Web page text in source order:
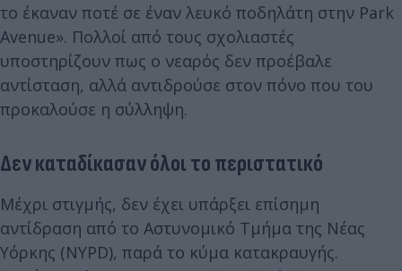
το έκαναν ποτέ σε έναν λευκό ποδηλάτη στην Park
Avenue». Πολλοί από τους σχολιαστές
υποστηρίζουν πως ο νεαρός δεν προέβαλε
αντίσταση, αλλά αντιδρούσε στον πόνο που του
προκαλούσε η σύλληψη.
Δεν καταδίκασαν όλοι το περιστατικό
Μέχρι στιγμής, δεν έχει υπάρξει επίσημη
αντίδραση από το Αστυνομικό Τμήμα της Νέας
Υόρκης (NYPD), παρά το κύμα κατακραυγής.